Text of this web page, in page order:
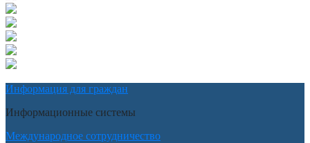
Информация для граждан
Информационные системы
Международное сотрудничество